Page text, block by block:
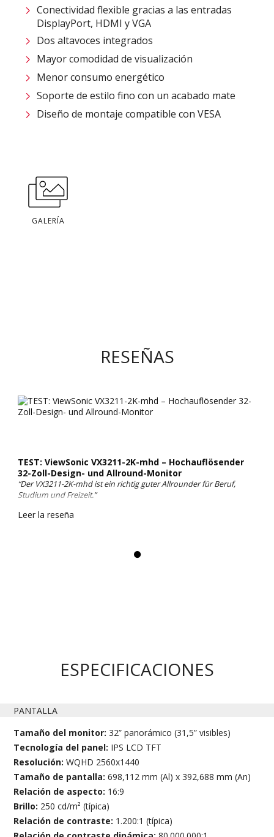
Conectividad flexible gracias a las entradas
DisplayPort, HDMI y VGA
Dos altavoces integrados
Mayor comodidad de visualización
Menor consumo energético
Soporte de estilo fino con un acabado mate
Diseño de montaje compatible con VESA
GALERÍA
RESEÑAS
TEST: ViewSonic VX3211-2K-mhd – Hochauflösender
32-Zoll-Design- und Allround-Monitor
“Der VX3211-2K-mhd ist ein richtig guter Allrounder für Beruf,
Studium und Freizeit.”
Leer la reseña
ESPECIFICACIONES
PANTALLA
Tamaño del monitor:32” panorámico (31,5” visibles)
Tecnología del panel: IPS LCD TFT
Resolución:WQHD 2560x1440
Tamaño de pantalla:698,112 mm (Al) x 392,688 mm (An)
Relación de aspecto: 16:9
Brillo: 250 cd/m² (típica)
Relación de contraste: 1.200:1 (típica)